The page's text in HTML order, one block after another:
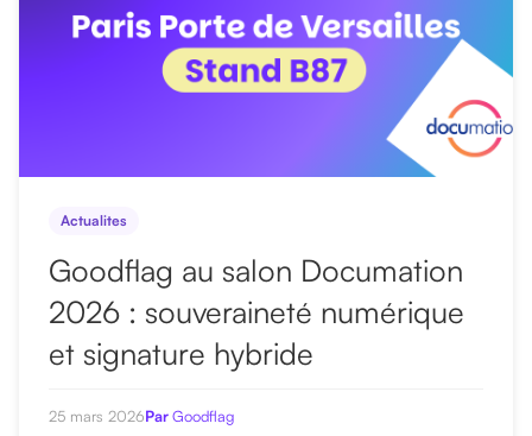
Actualites
Goodflag au salon Documation
2026 : souveraineté numérique
et signature hybride
25 mars 2026ParGoodflag